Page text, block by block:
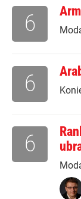
6
6
6